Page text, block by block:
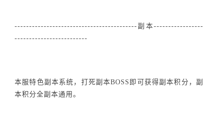
------------------------------------------副本-----------------
-------------------------
本服特色副本系统，打死副本BOSS即可获得副本积分，副
本积分全副本通用。